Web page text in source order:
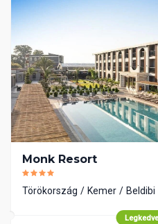
Monk Resort
Törökország Kemer Beldibi